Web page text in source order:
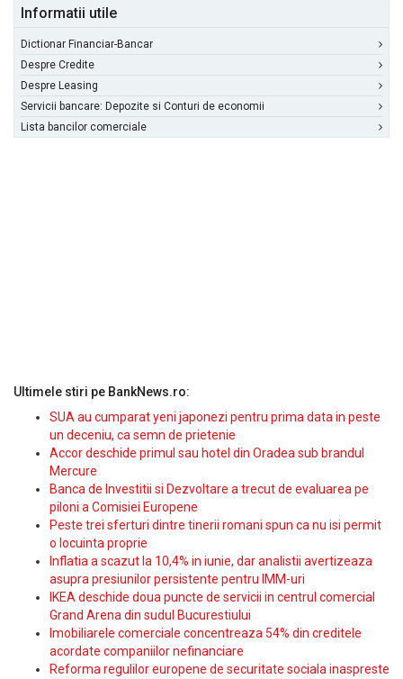
Informatii utile
Dictionar Financiar-Bancar
Despre Credite
Despre Leasing
Servicii bancare: Depozite si Conturi de economii
Lista bancilor comerciale
Ultimele stiri pe BankNews.ro:
SUA au cumparat yeni japonezi pentru prima data in peste
un deceniu, ca semn de prietenie
Accor deschide primul sau hotel din Oradea sub brandul
Mercure
Banca de Investitii si Dezvoltare a trecut de evaluarea pe
piloni a Comisiei Europene
Peste trei sferturi dintre tinerii romani spun ca nu isi permit
o locuinta proprie
Inflatia a scazut la 10,4% in iunie, dar analistii avertizeaza
asupra presiunilor persistente pentru IMM-uri
IKEA deschide doua puncte de servicii in centrul comercial
Grand Arena din sudul Bucurestiului
Imobiliarele comerciale concentreaza 54% din creditele
acordate companiilor nefinanciare
Reforma regulilor europene de securitate sociala inaspreste